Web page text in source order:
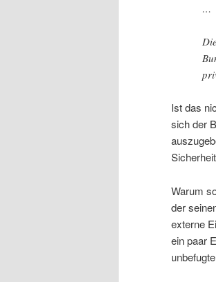
…
Ist das
sich der
Warum
der
externe
ein paar